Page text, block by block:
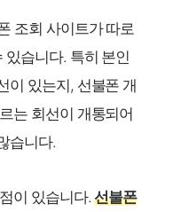
조회 사이트가 따로
있습니다. 특히 본인
이 있는지, 선불폰 개
는 회선이 개통되어
습니다.
이 있습니다.선불폰